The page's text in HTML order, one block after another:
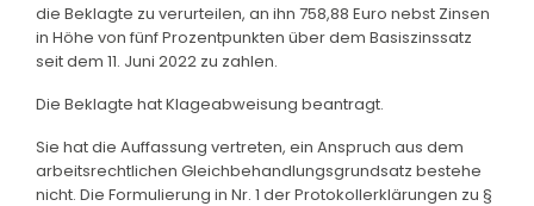
die Beklagte zu verurteilen, an ihn 758,88 Euro nebst Zinsen
in Höhe von fünf Prozentpunkten über dem Basiszinssatz
seit dem 11. Juni 2022 zu zahlen.
Die Beklagte hat Klageabweisung beantragt.
Sie hat die Auffassung vertreten, ein Anspruch aus dem
arbeitsrechtlichen Gleichbehandlungsgrundsatz bestehe
nicht. Die Formulierung in Nr. 1 der Protokollerklärungen zu §